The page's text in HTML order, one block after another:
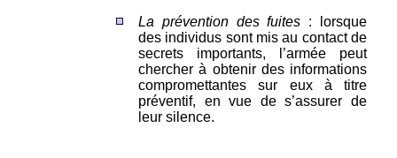
La prévention des fuites : lorsque
des individus sont mis au contact de
secrets importants, l’armée peut
chercher à obtenir des informations
compromettantes sur eux à titre
préventif, en vue de s’assurer de
leur silence.